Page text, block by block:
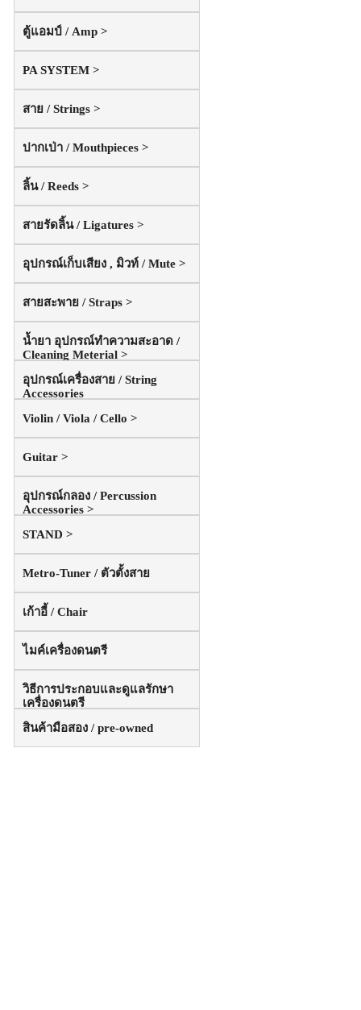
ตู้แอมป์ / Amp >
PA SYSTEM >
สาย / Strings >
ปากเป่า / Mouthpieces >
ลิ้น / Reeds >
สายรัดลิ้น / Ligatures >
อุปกรณ์เก็บเสียง , มิวท์ / Mute >
สายสะพาย / Straps >
น้ำยา อุปกรณ์ทำความสะอาด /
Cleaning Meterial >
อุปกรณ์เครื่องสาย / String
Accessories
Violin / Viola / Cello >
Guitar >
อุปกรณ์กลอง / Percussion
Accessories >
STAND >
Metro-Tuner / ตัวตั้งสาย
เก้าอี้ / Chair
ไมค์เครื่องดนตรี
วิธีการประกอบและดูแลรักษา
เครื่องดนตรี
สินค้ามือสอง / pre-owned